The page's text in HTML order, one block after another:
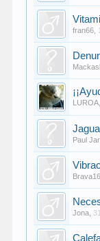
fran66
LUROA
Paul
Jona